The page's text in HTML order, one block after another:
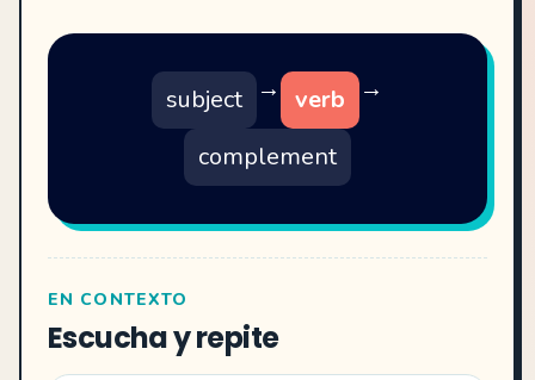
subject → verb →
complement
EN CONTEXTO
Escucha y repite